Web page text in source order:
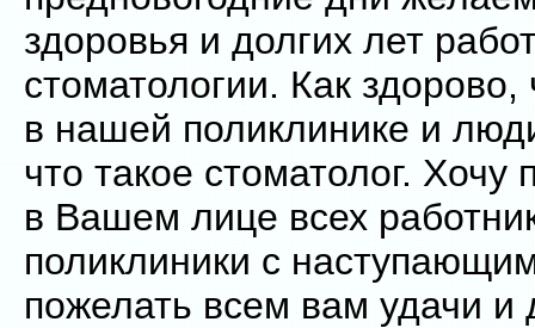
здоровья и долгих лет
стоматологии. Как здорово,
в нашей поликлинике и
что такое стоматолог. Хочу
в Вашем лице всех
поликлиники с
пожелать всем вам удачи и